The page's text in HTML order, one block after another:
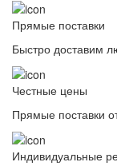
Прямые поставки
Быстро доставим
Честные цены
Прямые поставки
Индивидуальные